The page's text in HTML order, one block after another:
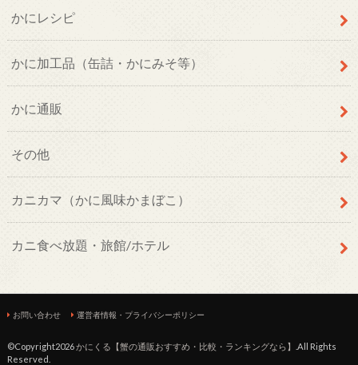
かにレシピ
かに加工品（缶詰・かにみそ等）
かに通販
その他
カニカマ（かに風味かまぼこ）
カニ食べ放題・旅館/ホテル
お問い合わせ 運営者情報・プライバシーポリシー
©Copyright2026かにくる【蟹の通販おすすめ・比較・ランキングなら】
.All Rights
Reserved.